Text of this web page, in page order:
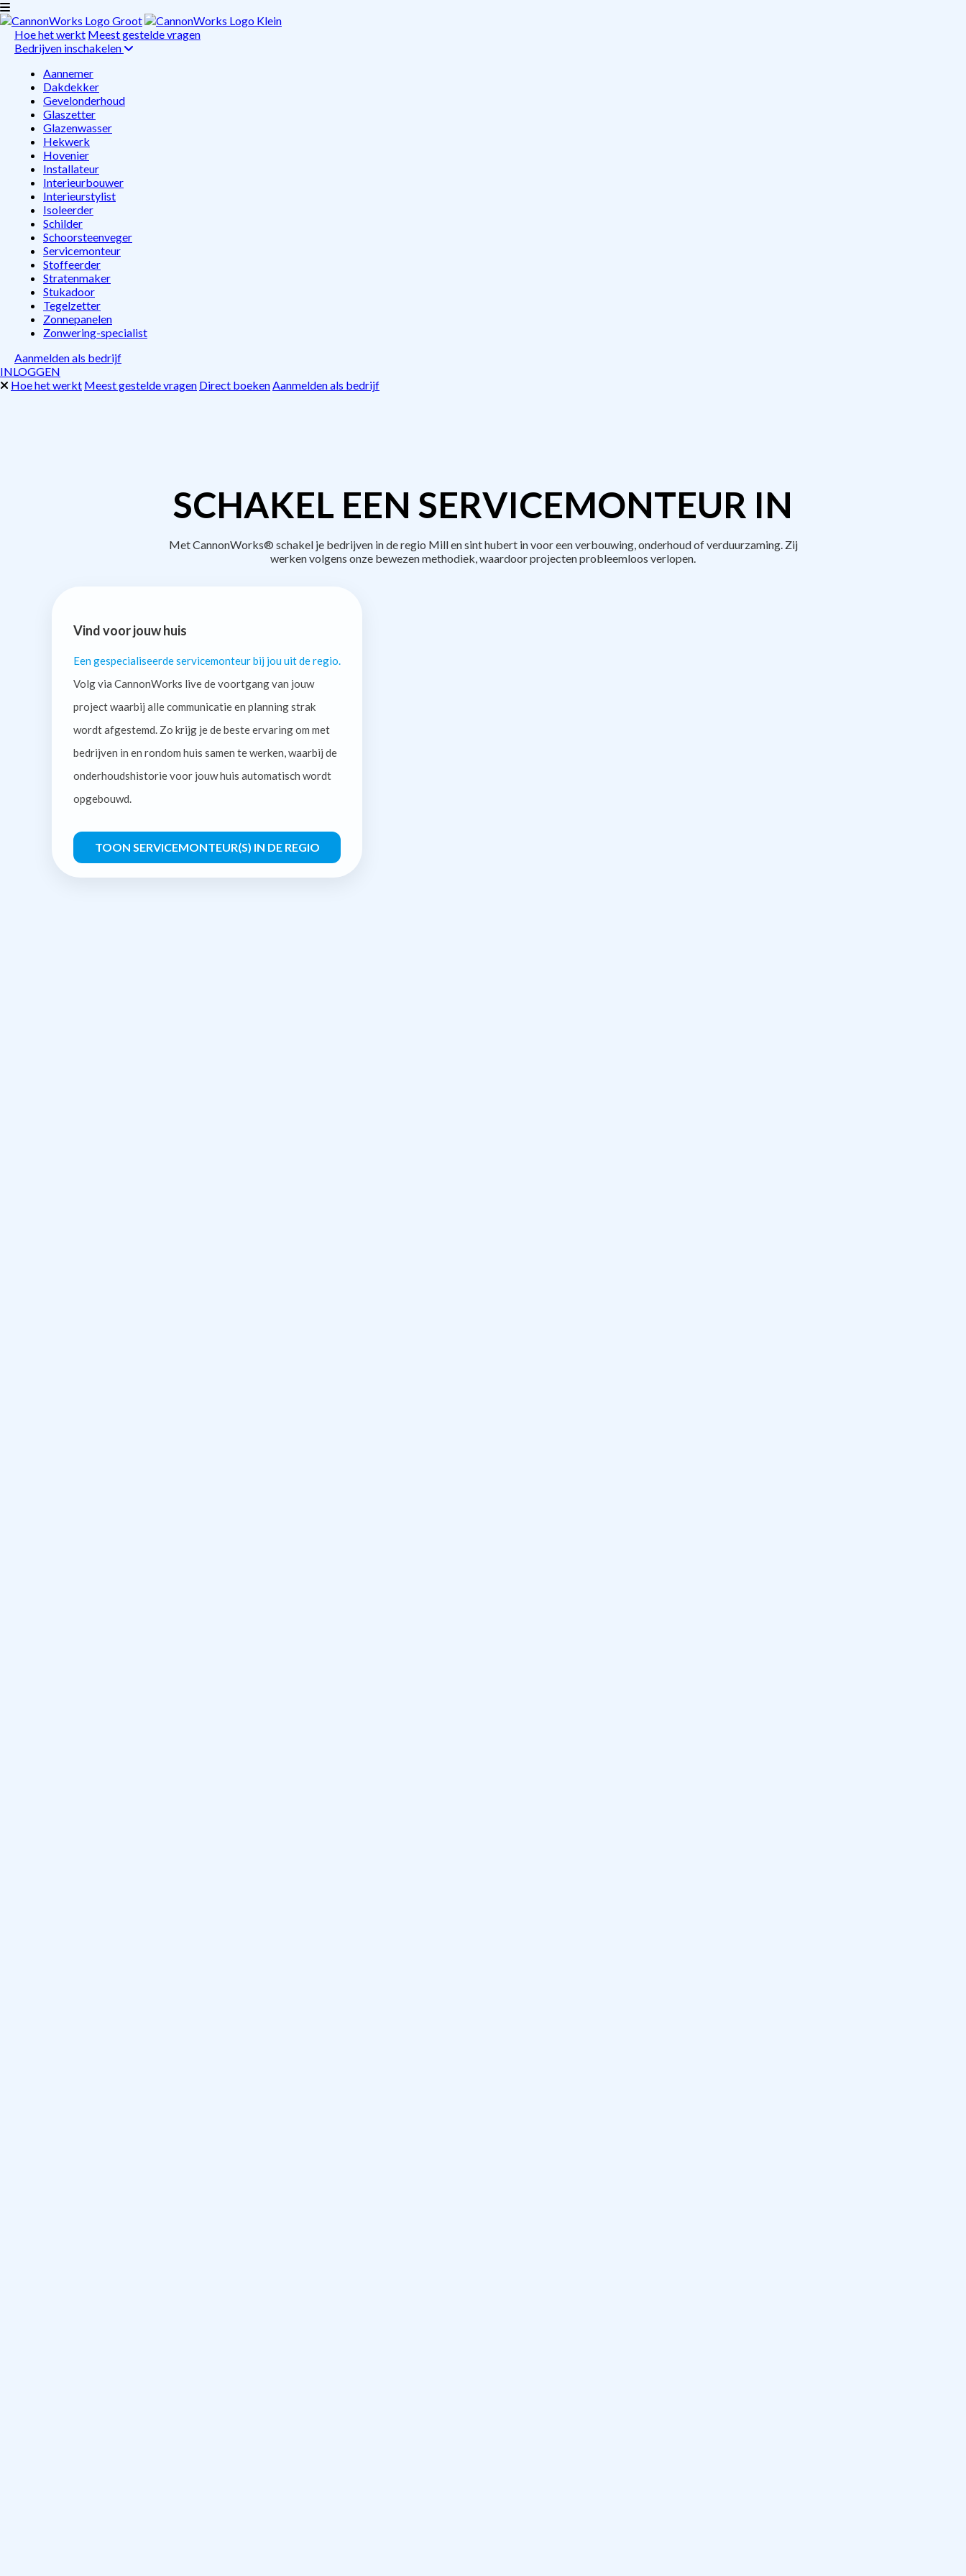
Hoe het werkt Meest gestelde vragen
Bedrijven inschakelen
Aannemer
Dakdekker
Gevelonderhoud
Glaszetter
Glazenwasser
Hekwerk
Hovenier
Installateur
Interieurbouwer
Interieurstylist
Isoleerder
Schilder
Schoorsteenveger
Servicemonteur
Stoffeerder
Stratenmaker
Stukadoor
Tegelzetter
Zonnepanelen
Zonwering-specialist
Aanmelden als bedrijf
INLOGGEN
Hoe het werkt Meest gestelde vragen Direct boekenAanmelden als bedrijf
SCHAKEL EEN SERVICEMONTEUR IN
Met CannonWorks® schakel je bedrijven in de regio Mill en sint hubert in voor een verbouwing, onderhoud of verduurzaming. Zij
werken volgens onze bewezen methodiek, waardoor projecten probleemloos verlopen.
Vind voor jouw huis
Een gespecialiseerde servicemonteur bij jou uit de regio.
Volg via CannonWorks live de voortgang van jouw
project waarbij alle communicatie en planning strak
wordt afgestemd. Zo krijg je de beste ervaring om met
bedrijven in en rondom huis samen te werken, waarbij de
onderhoudshistorie voor jouw huis automatisch wordt
opgebouwd.
TOON SERVICEMONTEUR(S) IN DE REGIO